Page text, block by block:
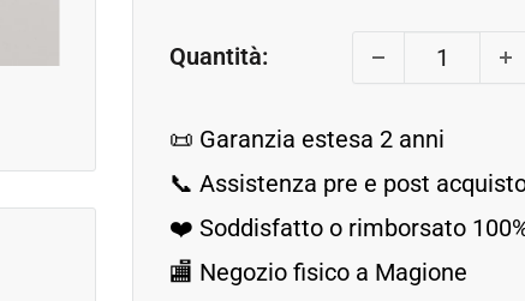
Quantità:
📜 Garanzia estesa 2 anni
📞 Assistenza pre e post
❤️ Soddisfatto o rimborsato
🏬 Negozio fisico a Magione